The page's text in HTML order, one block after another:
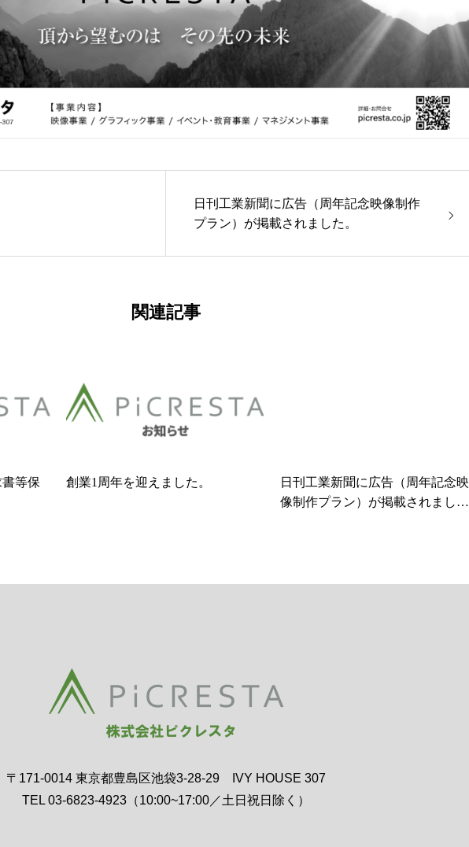
日刊工業新聞に広告（周年記念映像制作
プラン）が掲載されました。
関連記事
等保
創業1周年を迎えました。
日刊工業新聞に広告（周年記念映
像制作プラン）が掲載されまし
〒171-0014 東京都豊島区池袋3-28-29 IVY HOUSE 307
TEL 03-6823-4923（10:00~17:00／土日祝日除く）